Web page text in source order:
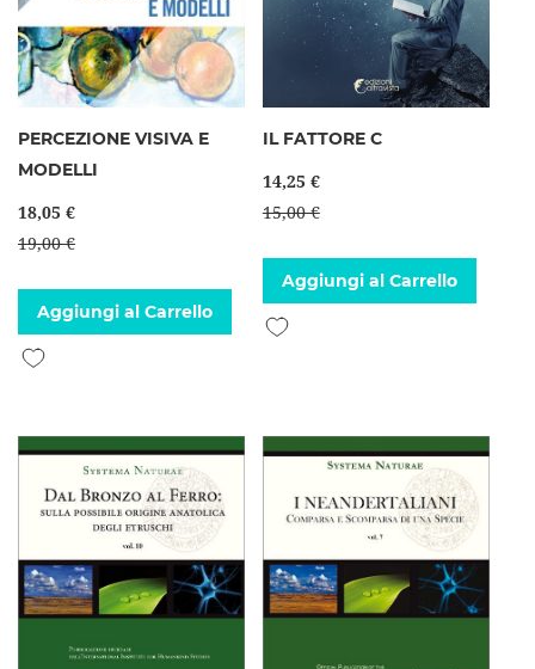
PERCEZIONE VISIVA E
MODELLI
18,05 €
19,00 €
Aggiungi al Carrello
Aggiungi alla lista desideri
IL FATTORE C
14,25 €
15,00 €
Aggiungi al Carrello
Aggiungi alla lista desideri